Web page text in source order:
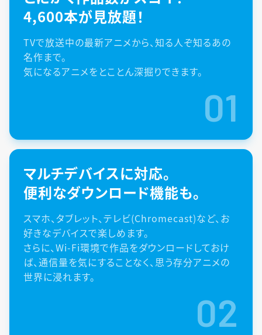
4,600本が見放題！
TVで放送中の最新アニメから、知る人ぞ知るあの
名作まで。
気になるアニメをとことん深掘りできます。
01
マルチデバイスに対応。
便利なダウンロード機能も。
スマホ、タブレット、テレビ(Chromecast)など、お
好きなデバイスで楽しめます。
さらに、Wi-Fi環境で作品をダウンロードしておけ
ば、通信量を気にすることなく、思う存分アニメの
世界に浸れます。
02